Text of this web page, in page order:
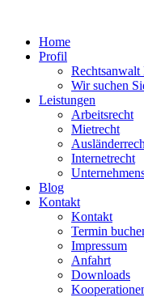
Home
Profil
Rechtsanwalt
Wir suchen
Leistungen
Arbeitsrecht
Mietrecht
Internetrecht
Blog
Kontakt
Kontakt
Termin
Impressum
Anfahrt
Downloads